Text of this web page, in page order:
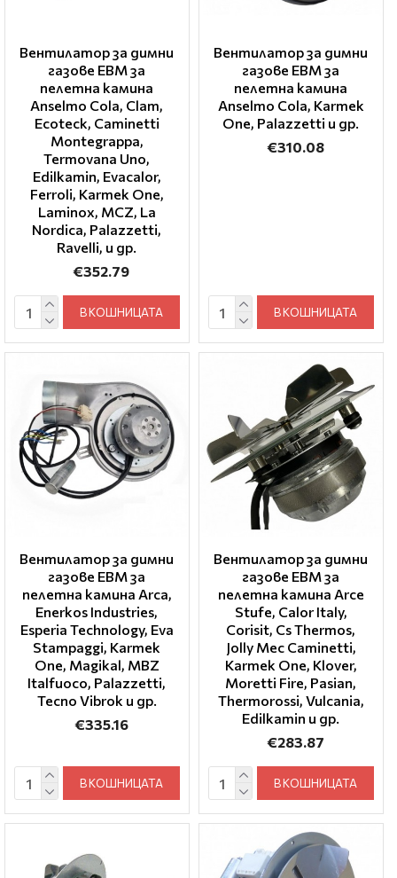
Вентилатор за димни
газове EBM за
пелетна камина
Anselmo Cola, Clam,
Ecoteck, Caminetti
Montegrappa,
Termovana Uno,
Edilkamin, Evacalor,
Ferroli, Karmek One,
Laminox, MCZ, La
Nordica, Palazzetti,
Ravelli, и др.
€352.79
В КОШНИЦАТА
Вентилатор за димни
газове EBM за
пелетна камина
Anselmo Cola, Karmek
One, Palazzetti и др.
€310.08
В КОШНИЦАТА
Вентилатор за димни
газове EBM за
пелетна камина Arca,
Enerkos Industries,
Esperia Technology, Eva
Stampaggi, Karmek
One, Magikal, MBZ
Italfuoco, Palazzetti,
Tecno Vibrok и др.
€335.16
В КОШНИЦАТА
Вентилатор за димни
газове EBM за
пелетна камина Arce
Stufe, Calor Italy,
Corisit, Cs Thermos,
Jolly Mec Caminetti,
Karmek One, Klover,
Moretti Fire, Pasian,
Thermorossi, Vulcania,
Edilkamin и др.
€283.87
В КОШНИЦАТА